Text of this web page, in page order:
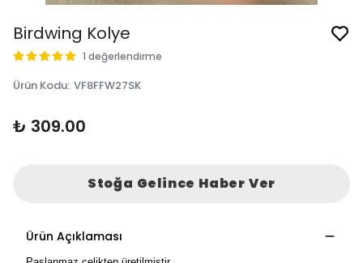
Birdwing Kolye
1 değerlendirme
Ürün Kodu: VF8FFW27SK
₺ 309.00
Stoğa Gelince Haber Ver
Ürün Açıklaması